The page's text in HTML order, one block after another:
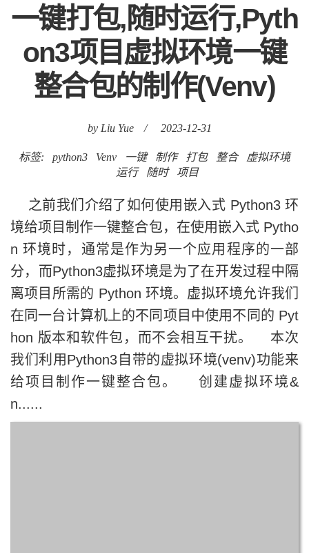
一键打包,随时运行,Pyth
on3项目虚拟环境一键
整合包的制作(Venv)
by Liu Yue / 2023-12-31
标签: python3 Venv 一键 制作 打包 整合
虚拟环境
运行
随时 项目
之前我们介绍了如何使用嵌入式 Python3 环
境给项目制作一键整合包，在使用嵌入式 Pytho
n 环境时，通常是作为另一个应用程序的一部
分，而Python3虚拟环境是为了在开发过程中隔
离项目所需的 Python 环境。虚拟环境允许我们
在同一台计算机上的不同项目中使用不同的 Pyt
hon 版本和软件包，而不会相互干扰。 本次
我们利用Python3自带的虚拟环境(venv)功能来
给项目制作一键整合包。 创建虚拟环境&
n......